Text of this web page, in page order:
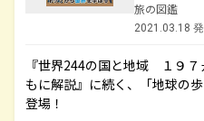
旅の図鑑
2021.03.18
『世界244の国と地域 １９
もに解説』に続く、「地球の
登場！